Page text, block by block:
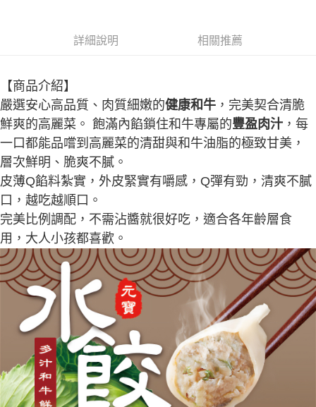
【注意事項】
1.本服務係由「台灣大哥大股份有限公司」（以下簡稱本公司）所提供，讓
用戶於交易時，得透過本服務購買商品或服務，並由商店將買賣／分期付款
買賣價金債權讓與本公司後，依約使用本公司帳單繳交帳款。
2.基於同意付款使用「大哥付你分期」之契約關係目的，商店將以您的個人
由本公司與您本人進行分期帳單所需資料之確認、核對及更正。
3.完整用戶服務條款，請詳閱以下連結：https://oppay.tw/userRule
１．於結帳方式選擇「AFTEE先享後付」後，將跳轉至「AFTEE先享後付」
３．收到繳費通知簡訊後14天內，點擊此簡訊中的連結，可透過四大超商／
ATM／網路銀行／等多元方式進行付款，方視為交易完成。
※ 請注意：結帳手續完成當下不需立刻繳費，但若您需要取消訂單，請聯絡
購買商品的店家。未經商家同意取消之訂單仍視為有效，需透過AFTEE先享
後付繳納相關費用。
※ 交易是否成功請以「AFTEE先享後付 」之結帳頁面顯示為準，若有關於
是否繳費成功／繳費後需取消欲退款等相關疑問，請聯繫「AFTEE先享後付
客戶支援中心」 https://netprotections.freshdesk.com/support/home
【注意事項】
１．透過由恩沛科技股份有限公司提供之「AFTEE先享後付」服務完成之交
易，需依本服務之必要範圍內提供個人資料，並將交易相關給付款項請求債
權轉讓予恩沛科技股份有限公司。
２．關於個人資料處理事宜，請瀏覽以下網址：
https://aftee.tw/terms/#terms3
３．未成年的使用者請事先徵得法定代理人或監護人之同意方可使用
「AFTEE先享後付」，若未經同意申辦者引起之損失，本公司不負相關責
任。
４．使用「AFTEE先享後付」時，將依據個別帳號之用戶狀況，依本公司即
時審查核予不同之上限額度；若仍有額度不足之情形，本公司將視審查結果
請求用戶進行身份認證。
５．嚴禁一人註冊多個帳號或使用他人資訊註冊。若發現惡意使用之情形，
恩沛科技股份有限公司將有權停止該用戶之使用額度並採取法律行動。
全家冷凍超取(購買金額最高到2999元，超過請選宅配)(離島
7-11冷凍超取(預計3-5天)(購買金額最高到2999元，超過請選
宅配)
每筆NT$200，滿NT$2,500(含以上)免運費
冷凍宅配(配送時間18:00前)(如要選取7-11超取，單筆訂單金額最高
不能超過3000元)
每筆NT$250，滿NT$3,000(含以上)免運費
離島冷凍宅配(配送時間18:00前)
每筆NT$400，滿NT$6,000(含以上)免運費
冷凍貨到付款（配送時間18:00前）
每筆NT$250，滿NT$3,000(含以上)免運費
詳細說明 相關推薦
【商品介紹】
嚴選安心高品質、肉質細嫩的健康和牛 ，完美契合清脆
鮮爽的高麗菜。 飽滿內餡鎖住和牛專屬的豐盈肉汁 ，每
一口都能品嚐到高麗菜的清甜與和牛油脂的極致甘美，
層次鮮明、脆爽不膩。
皮薄Q餡料紮實，外皮緊實有嚼感，Q彈有勁，清爽不膩
口，越吃越順口。
完美比例調配，不需沾醬就很好吃，適合各年齡層食
用，大人小孩都喜歡。